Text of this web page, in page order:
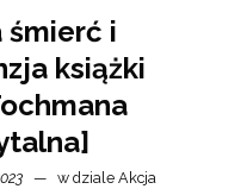
śmierć i
książki
w dziale Akcja